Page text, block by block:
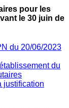
pour les
le 30 juin de
du 20/06/2023
du
justification